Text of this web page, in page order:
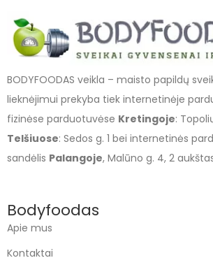
BODYFOODAS veikla – maisto papildų
lieknėjimui prekyba tiek internetinėje
fizinėse parduotuvėse Kretingoje:
Telšiuose: Sedos g. 1 bei internetinės
sandėlis Palangoje, Malūno g. 4, 2
Bodyfoodas
Apie mus
Kontaktai